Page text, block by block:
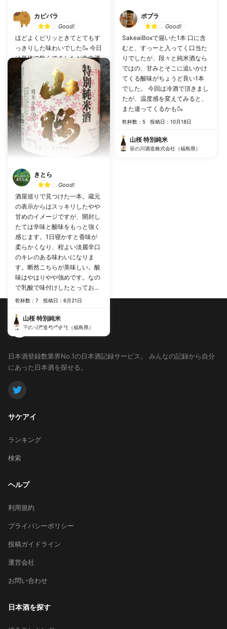
カピバラ
Good!
ほどよくピリッときてとてもす
っきりした味わいでした🍶 今日
は単体で飲んでましたが食中酒
で飲みたい日本酒だな〜という
印象でした！美味しい！
スッキリ #食中酒におすすめ
乾杯数：7 投稿日：12月27日
山桜 特別純米
笹の川酒造株式会社（福島県）
ポプラ
Good!
SakeaiBoxで届いた1本 口に含
むと、すっーと入ってく口当た
りでしたが、段々と純米酒なら
ではの、甘みとそこに追いかけ
てくる酸味がちょうど良い1本
でした。 今回は冷酒で頂きまし
たが、温度感を変えてみると、
また違ってくるかも🍶
乾杯数：5 投稿日：10月18日
山桜 特別純米
笹の川酒造株式会社（福島県）
きとら
Good!
酒屋巡りで見つけた一本。蔵元
の表示からはスッキリしたやや
甘めのイメージですが、開封し
たては辛味と酸味をもっと強く
感じます。1日寝かすと香味が
柔らかくなり、程よい淡麗辛口
のキレのある味わいになりま
す。断然こちらが美味しい。酸
味はやはりやや強めです。なの
で乳酸で味付けしたとっておき
にタコスモークと。ついでにラ
た甘味をより感じるようになり
ます。1日で別の酒になります
が、お米由来の香味は一貫して
乾杯数：7 投稿日：6月21日
山桜 特別純米
笹の川酒造株式会社（福島県）
日本酒登録数業界No.1の日本酒記録サービス。
みんなの記録から自分
にあった日本酒を探せる。
サケアイ
ランキング
検索
ヘルプ
利用規約
プライバシーポリシー
投稿ガイドライン
運営会社
お問い合わせ
日本酒を探す